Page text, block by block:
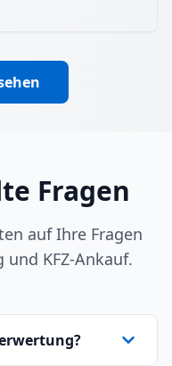
Fragen
auf Ihre Fragen
KFZ-Ankauf.